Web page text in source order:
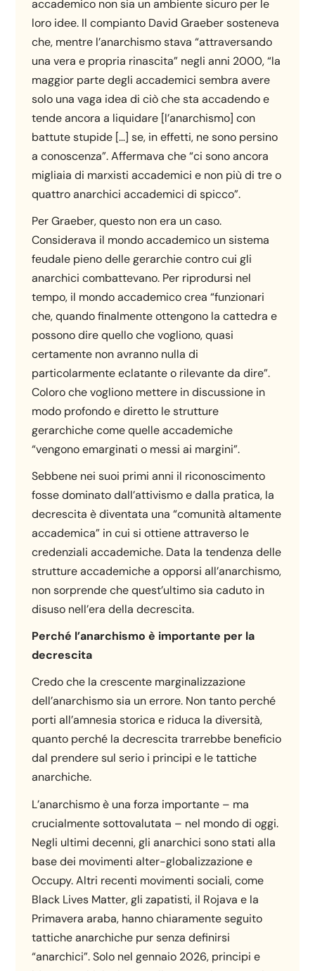
accademico non sia un ambiente sicuro per le
loro idee. Il compianto David Graeber sosteneva
che, mentre l’anarchismo stava “attraversando
una vera e propria rinascita” negli anni 2000, “la
maggior parte degli accademici sembra avere
solo una vaga idea di ciò che sta accadendo e
tende ancora a liquidare [l’anarchismo] con
battute stupide […] se, in effetti, ne sono persino
a conoscenza”. Affermava che “ci sono ancora
migliaia di marxisti accademici e non più di tre o
quattro anarchici accademici di spicco”.
Per Graeber, questo non era un caso.
Considerava il mondo accademico un sistema
feudale pieno delle gerarchie contro cui gli
anarchici combattevano. Per riprodursi nel
tempo, il mondo accademico crea “funzionari
che, quando finalmente ottengono la cattedra e
possono dire quello che vogliono, quasi
certamente non avranno nulla di
particolarmente eclatante o rilevante da dire”.
Coloro che vogliono mettere in discussione in
modo profondo e diretto le strutture
gerarchiche come quelle accademiche
“vengono emarginati o messi ai margini”.
Sebbene nei suoi primi anni il riconoscimento
fosse dominato dall’attivismo e dalla pratica, la
decrescita è diventata una “comunità altamente
accademica” in cui si ottiene attraverso le
credenziali accademiche. Data la tendenza delle
strutture accademiche a opporsi all’anarchismo,
non sorprende che quest’ultimo sia caduto in
disuso nell’era della decrescita.
Perché l’anarchismo è importante per la
decrescita
Credo che la crescente marginalizzazione
dell’anarchismo sia un errore. Non tanto perché
porti all’amnesia storica e riduca la diversità,
quanto perché la decrescita trarrebbe beneficio
dal prendere sul serio i principi e le tattiche
anarchiche.
L’anarchismo è una forza importante – ma
crucialmente sottovalutata – nel mondo di oggi.
Negli ultimi decenni, gli anarchici sono stati alla
base dei movimenti alter-globalizzazione e
Occupy. Altri recenti movimenti sociali, come
Black Lives Matter, gli zapatisti, il Rojava e la
Primavera araba, hanno chiaramente seguito
tattiche anarchiche pur senza definirsi
“anarchici”. Solo nel gennaio 2026, principi e